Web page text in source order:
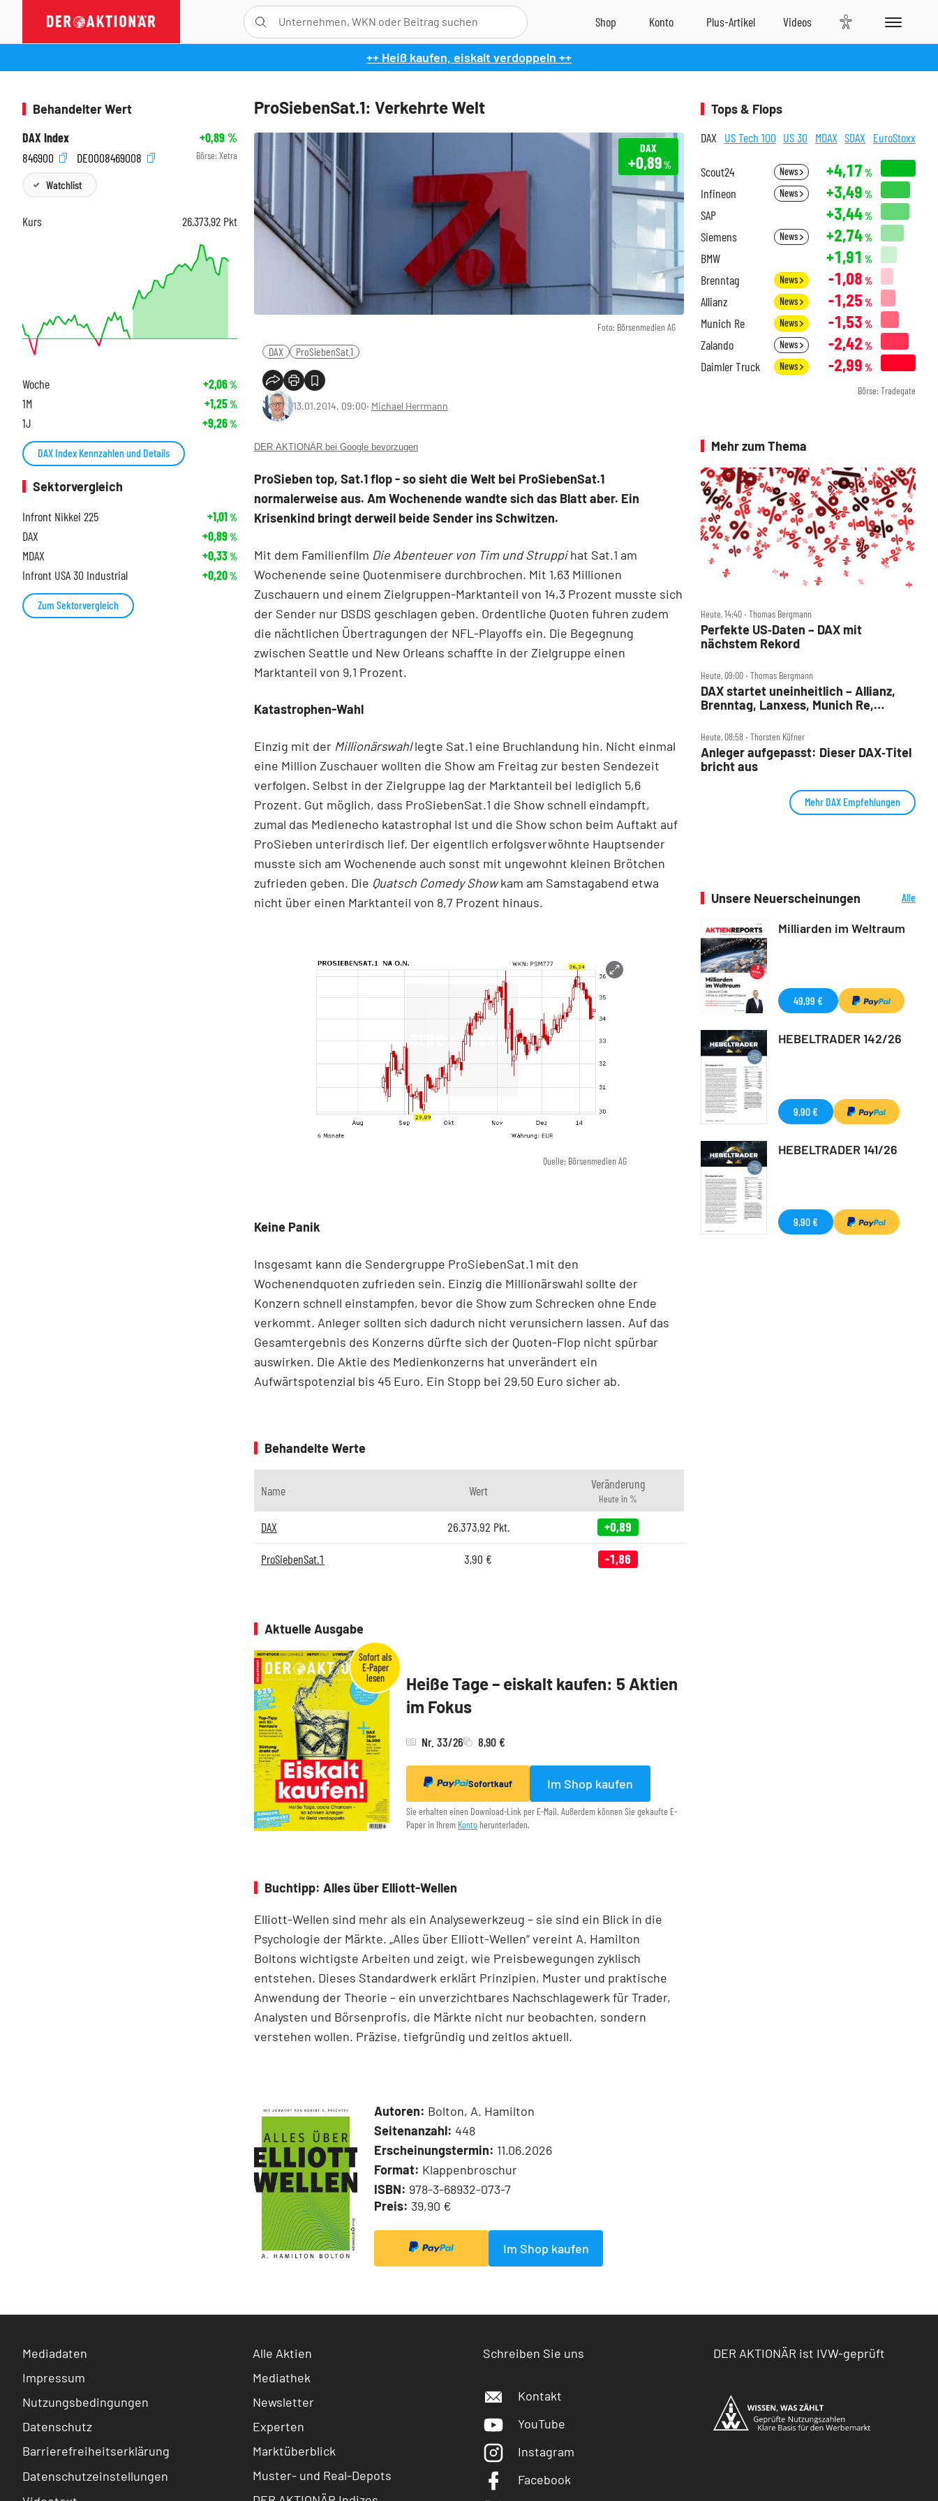
++ Heiß kaufen, eiskalt verdoppeln ++
ProSiebenSat.1: Verkehrte Welt
Foto: Börsenmedien AG
DAX
+0,89%
DAX ProSiebenSat.1
13.01.2014, 09:00‧ Michael Herrmann
DER AKTIONÄR bei Google bevorzugen
ProSieben top, Sat.1 flop - so sieht die Welt bei ProSiebenSat.1
normalerweise aus. Am Wochenende wandte sich das Blatt aber. Ein
Krisenkind bringt derweil beide Sender ins Schwitzen.
Mit dem Familienfilm Die Abenteuer von Tim und Struppihat Sat.1 am
Wochenende seine Quotenmisere durchbrochen. Mit 1,63 Millionen
Zuschauern und einem Zielgruppen-Marktanteil von 14,3 Prozent musste sich
der Sender nur DSDS geschlagen geben. Ordentliche Quoten fuhren zudem
die nächtlichen Übertragungen der NFL-Playoffs ein. Die Begegnung
zwischen Seattle und New Orleans schaffte in der Zielgruppe einen
Marktanteil von 9,1 Prozent.
Katastrophen-Wahl
Einzig mit der Millionärswahllegte Sat.1 eine Bruchlandung hin. Nicht einmal
eine Million Zuschauer wollten die Show am Freitag zur besten Sendezeit
verfolgen. Selbst in der Zielgruppe lag der Marktanteil bei lediglich 5,6
Prozent. Gut möglich, dass ProSiebenSat.1 die Show schnell eindampft,
zumal das Medienecho katastrophal ist und die Show schon beim Auftakt auf
ProSieben unterirdisch lief. Der eigentlich erfolgsverwöhnte Hauptsender
musste sich am Wochenende auch sonst mit ungewohnt kleinen Brötchen
zufrieden geben. Die Quatsch Comedy Showkam am Samstagabend etwa
nicht über einen Marktanteil von 8,7 Prozent hinaus.
Quelle: Börsenmedien AG
Keine Panik
Insgesamt kann die Sendergruppe ProSiebenSat.1 mit den
Wochenendquoten zufrieden sein. Einzig die Millionärswahl sollte der
Konzern schnell einstampfen, bevor die Show zum Schrecken ohne Ende
verkommt. Anleger sollten sich dadurch nicht verunsichern lassen. Auf das
Gesamtergebnis des Konzerns dürfte sich der Quoten-Flop nicht spürbar
auswirken. Die Aktie des Medienkonzerns hat unverändert ein
Aufwärtspotenzial bis 45 Euro. Ein Stopp bei 29,50 Euro sicher ab.
Behandelte Werte
Name Wert Veränderung
Heute in %
DAX 26.373,92 Pkt. +0,89
ProSiebenSat.1 3,90 € -1,86
Aktuelle Ausgabe
Heiße Tage – eiskalt kaufen: 5 Aktien
im Fokus
Nr. 33/26 8,90 €
Sofortkauf Im Shop kaufen
Sie erhalten einen Download-Link per E-Mail. Außerdem können Sie gekaufte E-
Paper in Ihrem Konto herunterladen.
Buchtipp: Alles über Elliott-Wellen
Elliott-Wellen sind mehr als ein Analysewerkzeug – sie sind ein Blick in die
Psychologie der Märkte. „Alles über Elliott-Wellen“ vereint A. Hamilton
Boltons wichtigste Arbeiten und zeigt, wie Preisbewegungen zyklisch
entstehen. Dieses Standardwerk erklärt Prinzipien, Muster und praktische
Anwendung der Theorie – ein unverzichtbares Nachschlagewerk für Trader,
Analysten und Börsenprofis, die Märkte nicht nur beobachten, sondern
verstehen wollen. Präzise, tiefgründig und zeitlos aktuell.
Autoren: Bolton, A. Hamilton
Seitenanzahl: 448
Erscheinungstermin: 11.06.2026
Format: Klappenbroschur
ISBN: 978-3-68932-073-7
Preis: 39,90 €
Im Shop kaufen
Behandelter Wert
DAX Index
+0,89%
846900
DE0008469008 Börse: Xetra
Watchlist
Kurs 26.373,92 Pkt
Woche +2,06%
1M +1,25%
1J +9,26%
DAX Index Kennzahlen und Details
Sektorvergleich
Infront Nikkei 225
+1,01%
DAX +0,89%
MDAX +0,33%
Infront USA 30 Industrial +0,20%
Zum Sektorvergleich
Tops & Flops
DAX US Tech 100 US 30 MDAX SDAX EuroStoxx
Scout24 News +4,17 %
Infineon News +3,49 %
SAP +3,44%
Siemens News +2,74%
BMW +1,91 %
Brenntag News -1,08 %
Allianz News -1,25 %
Munich Re News -1,53 %
Zalando News -2,42 %
Daimler Truck News -2,99 %
Börse: Tradegate
Mehr zum Thema
Heute, 14:40 ‧ Thomas Bergmann
Perfekte US‑Daten – DAX mit
nächstem Rekord
Heute, 09:00 ‧ Thomas Bergmann
DAX startet uneinheitlich – Allianz,
Brenntag, Lanxess, Munich Re,
Heute, 08:58 ‧ Thorsten Küfner
Anleger aufgepasst: Dieser DAX‑Titel
bricht aus
Mehr DAX Empfehlungen
Unsere Neuerscheinungen
Alle
Milliarden im Weltraum
49,99 €
HEBELTRADER 142/26
9,90 €
HEBELTRADER 141/26
9,90 €
Mediadaten
Impressum
Nutzungsbedingungen
Datenschutz
Barrierefreiheitserklärung
Datenschutzeinstellungen
Alle Aktien
Mediathek
Newsletter
Experten
Marktüberblick
Muster- und Real-Depots
Schreiben Sie uns
Kontakt
YouTube
Instagram
Facebook
DER AKTIONÄR ist IVW-geprüft